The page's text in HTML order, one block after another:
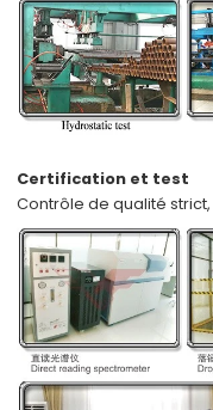
Certification et test
Contrôle de qualité strict,